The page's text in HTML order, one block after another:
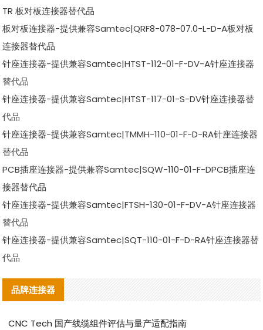
TR 板对板连接器替代品
板对板连接器-提供兼容Samtec|QRF8-078-07.0-L-D-A板对板
连接器替代品
针座连接器-提供兼容Samtec|HTST-112-01-F-DV-A针座连接器
替代品
针座连接器-提供兼容Samtec|HTST-117-01-S-DV针座连接器替
代品
针座连接器-提供兼容Samtec|TMMH-110-01-F-D-RA针座连接器
替代品
PCB插座连接器-提供兼容Samtec|SQW-110-01-F-DPCB插座连
接器替代品
针座连接器-提供兼容Samtec|FTSH-130-01-F-DV-A针座连接器
替代品
针座连接器-提供兼容Samtec|SQT-110-01-F-D-RA针座连接器替
代品
品牌连接器
CNC Tech 国产线缆组件评估与量产适配指南